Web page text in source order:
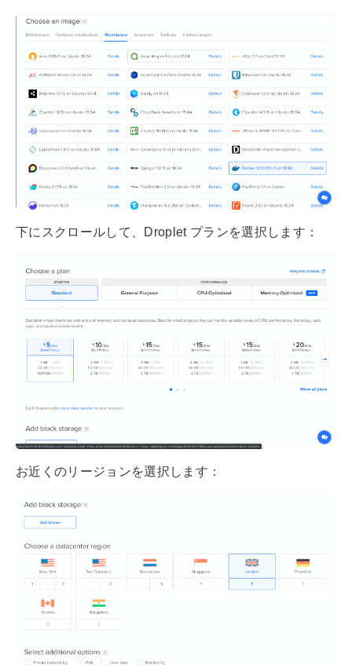
下にスクロールして、Droplet プランを選択します：
お近くのリージョンを選択します：